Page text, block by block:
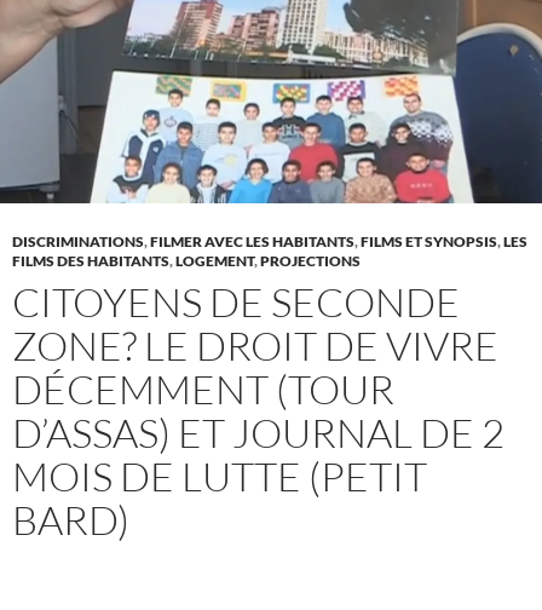
DISCRIMINATIONS,FILMER AVEC LES HABITANTS,FILMS ET SYNOPSIS,LES
FILMS DES HABITANTS,LOGEMENT,PROJECTIONS
CITOYENS DE SECONDE
ZONE? LE DROIT DE VIVRE
DÉCEMMENT (TOUR
D’ASSAS) ET JOURNAL DE 2
MOIS DE LUTTE (PETIT
BARD)